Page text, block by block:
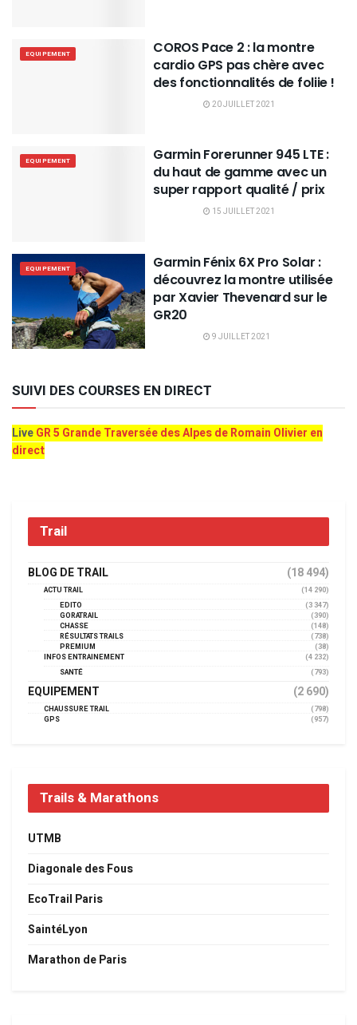
EQUIPEMENT
COROS Pace 2 : la montre
cardio GPS pas chère avec
des fonctionnalités de foliie !
20 JUILLET 2021
EQUIPEMENT
Garmin Forerunner 945 LTE :
du haut de gamme avec un
super rapport qualité / prix
15 JUILLET 2021
EQUIPEMENT
Garmin Fénix 6X Pro Solar :
découvrez la montre utilisée
par Xavier Thevenard sur le
GR20
9 JUILLET 2021
SUIVI DES COURSES EN DIRECT
LiveGR 5 Grande Traversée des Alpes de Romain Olivier en
direct
Trail
BLOG DE TRAIL (18 494)
ACTU TRAIL
(14 290)
EDITO
(3 347)
GORATRAIL
(390)
CHASSE
(148)
RÉSULTATS TRAILS
(738)
PREMIUM
(38)
INFOS ENTRAINEMENT
(4 232)
SANTÉ
(793)
EQUIPEMENT (2 690)
CHAUSSURE TRAIL
(798)
GPS
(957)
Trails & Marathons
UTMB
Diagonale des Fous
EcoTrail Paris
SaintéLyon
Marathon de Paris